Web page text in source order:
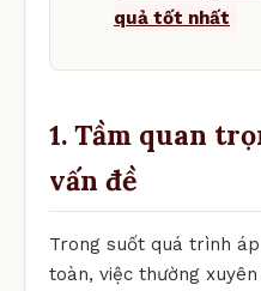
quả tốt nhất
1. Tầm quan
vấn đề
Trong suốt quá trình
toàn, việc thường